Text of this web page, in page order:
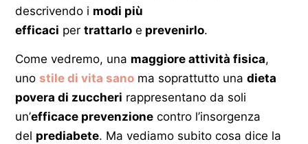
descrivendo i modi più
efficaci per trattarlo e prevenirlo.
Come vedremo, una maggiore attività fisica,
uno stile di vita sano ma soprattutto una dieta
povera di zuccheri rappresentano da soli
un’efficace prevenzione contro l’insorgenza
del prediabete. Ma vediamo subito cosa dice la